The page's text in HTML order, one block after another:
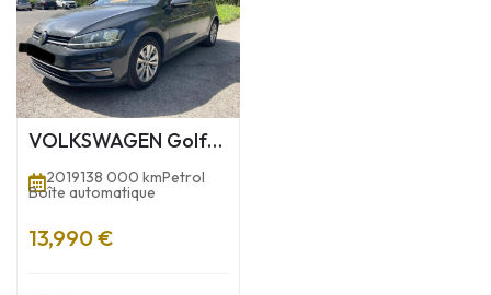
VOLKSWAGEN Golf
GPF Blue Motion
2019138 000 kmPetrol
Boîte automatique
13,990 €